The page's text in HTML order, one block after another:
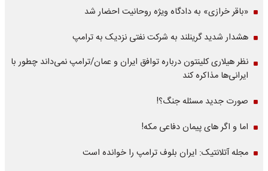
«باقر خرازی» به دادگاه ویژه روحانیت احضار شد
هشدار شدید گرینلند به شرکت نفتی نزدیک به ترامپ
نظر هیلاری کلینتون درباره توافق ایران و عمان/ترامپ نمی‌داند چطور با
ایرانی‌ها مذاکره کند
صورت جدید مسئله جنگ؟!
اما و اگر های پیمان دفاعی مکه!
مجله آتلانتیک: ایران بلوف ترامپ را خوانده است